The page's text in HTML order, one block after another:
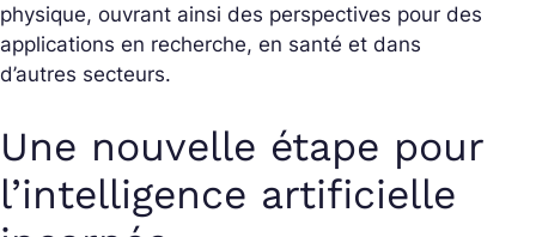
physique, ouvrant ainsi des perspectives pour des
applications en recherche, en santé et dans
d’autres secteurs.
Une nouvelle étape pour
l’intelligence artificielle